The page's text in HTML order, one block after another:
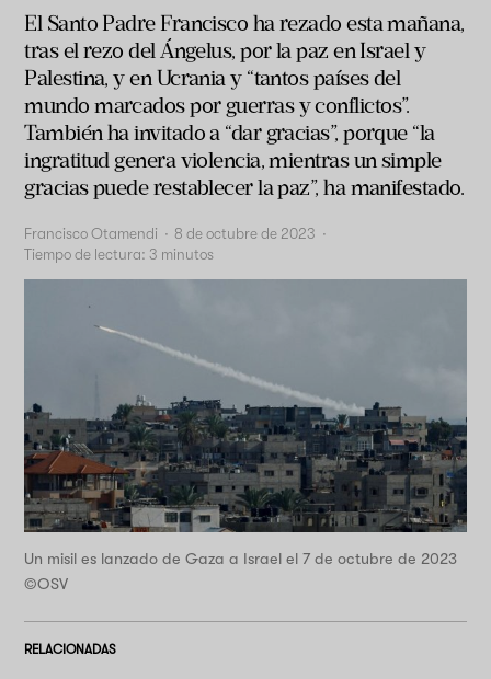
El Santo Padre Francisco ha rezado esta mañana,
tras el rezo del Ángelus, por la paz en Israel y
Palestina, y en Ucrania y “tantos países del
mundo marcados por guerras y conflictos”.
También ha invitado a “dar gracias”, porque “la
ingratitud genera violencia, mientras un simple
gracias puede restablecer la paz”, ha manifestado.
Francisco Otamendi · 8 de octubre de 2023 ·
Tiempo de lectura: 3 minutos
Un misil es lanzado de Gaza a Israel el 7 de octubre de 2023
©OSV
RELACIONADAS